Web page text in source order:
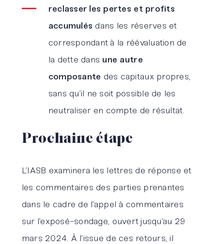
reclasser les pertes et profits
accumulés dans les réserves et
correspondant à la réévaluation de
la dette dans une autre
composante des capitaux propres,
sans qu’il ne soit possible de les
neutraliser en compte de résultat.
Prochaine étape
L’IASB examinera les lettres de réponse et
les commentaires des parties prenantes
dans le cadre de l’appel à commentaires
sur l’exposé-sondage, ouvert jusqu’au 29
mars 2024. À l’issue de ces retours, il